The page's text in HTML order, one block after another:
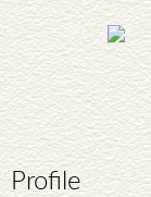
Profile